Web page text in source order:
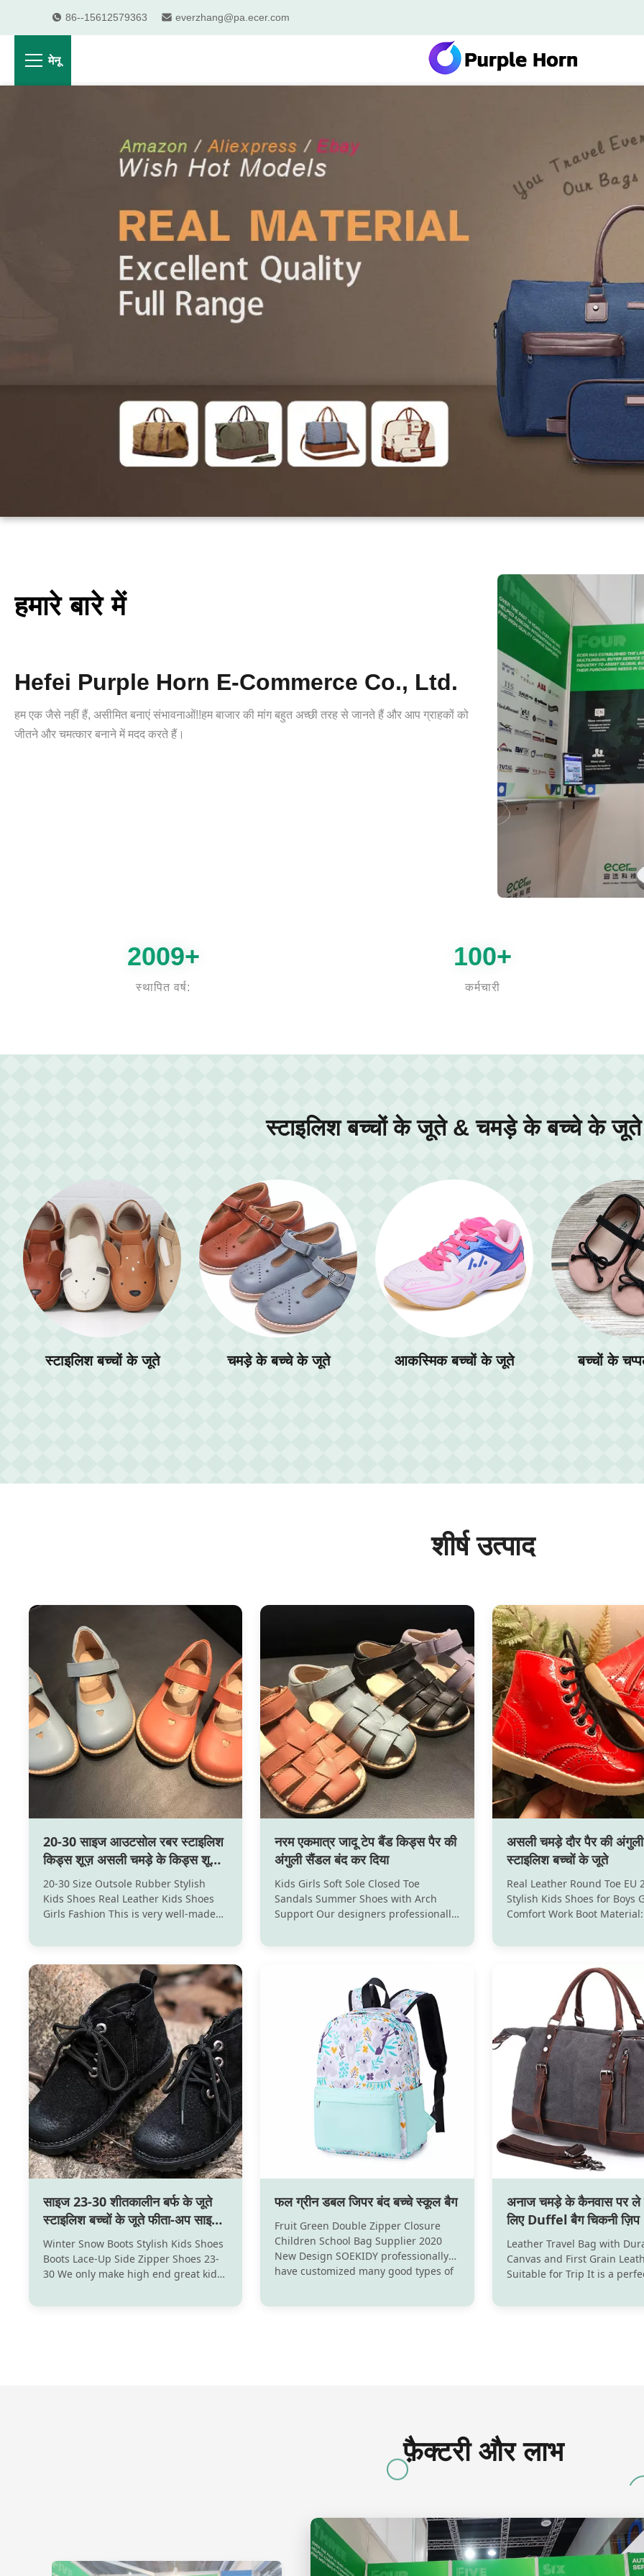
86--15612579363 everzhang@pa.ecer.com
मेनू
हमारे बारे में
Hefei Purple Horn E-Commerce Co., Ltd.
हम एक जैसे नहीं हैं, असीमित बनाएं संभावनाओं!!हम बाजार की मांग बहुत अच्छी तरह से जानते हैं और आप ग्राहकों को
जीतने और चमत्कार बनाने में मदद करते हैं।
2009+
स्थापित वर्ष:
100+
कर्मचारी
स्टाइलिश बच्चों के जूते & चमड़े के बच्चे के जूते
चमड़े के बच्चे के जूते आकस्मिक बच्चों के जूते बच्चों के चप्पल सैंडल बैग यात्रा
शीर्ष उत्पाद
20-30 साइज आउटसोल रबर स्टाइलिश
किड्स शूज़ असली चमड़े के किड्स शूज़
लड़कियों फैशन
20-30 Size Outsole Rubber Stylish
Kids Shoes Real Leather Kids Shoes
Girls Fashion This is very well-made
with the design and quality .Its
cowhide,outsole is very wear-resistant
rubber called smoked rubber
,matching very fine ...
नरम एकमात्र जादू टेप बैंड किड्स पैर की
अंगुली सैंडल बंद कर दिया
Kids Girls Soft Sole Closed Toe
Sandals Summer Shoes with Arch
Support Our designers professionally
women for over 12 years ,who know
market . We professionally OEM ODM
for many famous shoes suppliers in
different countries,welcome ...
असली चमड़े दौर पैर की
स्टाइलिश बच्चों के जूते
Real Leather Round Toe EU
Stylish Kids Shoes for Boys
Comfort Work Boot
made lining. Cushioned
outsole; What this pair of
do?? 1.Keep your little boy
very nice and cool...
साइज 23-30 शीतकालीन बर्फ के जूते
स्टाइलिश बच्चों के जूते फीता-अप साइड
ज़िप
Winter Snow Boots Stylish Kids Shoes
Boots Lace-Up Side Zipper Shoes 23-
30 We only make high end great kids
,fashionable,wearproof.We OEM ODM
फल ग्रीन डबल जिपर बंद बच्चे स्कूल बैग
Fruit Green Double Zipper Closure
Children School Bag Supplier 2020
New Design SOEKIDY professionally
have customized many good types of
अनाज चमड़े के कैनवास पर ले
लिए Duffel बैग चिकनी
ODM
Leather Travel Bag with
Canvas and First Grain
Suitable for Trip It is a
bag, hospital bag. The bag
फ़ैक्टरी और लाभ